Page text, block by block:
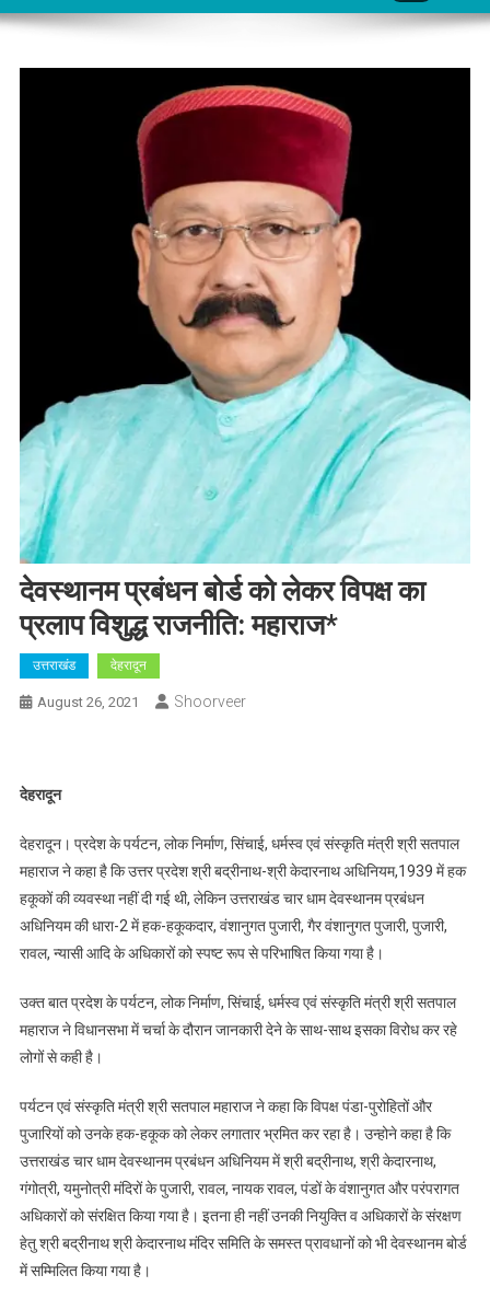
देवस्थानम प्रबंधन बोर्ड को लेकर विपक्ष का
प्रलाप विशुद्ध राजनीति: महाराज*
उत्तराखंड देहरादून
August 26, 2021 Shoorveer
देहरादून
देहरादून। प्रदेश के पर्यटन, लोक निर्माण, सिंचाई, धर्मस्व एवं संस्कृति मंत्री श्री सतपाल
महाराज ने कहा है कि उत्तर प्रदेश श्री बद्रीनाथ-श्री केदारनाथ अधिनियम,1939 में हक
हकूकों की व्यवस्था नहीं दी गई थी, लेकिन उत्तराखंड चार धाम देवस्थानम प्रबंधन
अधिनियम की धारा-2 में हक-हकूकदार, वंशानुगत पुजारी, गैर वंशानुगत पुजारी, पुजारी,
रावल, न्यासी आदि के अधिकारों को स्पष्ट रूप से परिभाषित किया गया है।
उक्त बात प्रदेश के पर्यटन, लोक निर्माण, सिंचाई, धर्मस्व एवं संस्कृति मंत्री श्री सतपाल
महाराज ने विधानसभा में चर्चा के दौरान जानकारी देने के साथ-साथ इसका विरोध कर रहे
लोगों से कही है।
पर्यटन एवं संस्कृति मंत्री श्री सतपाल महाराज ने कहा कि विपक्ष पंडा-पुरोहितों और
पुजारियों को उनके हक-हकूक को लेकर लगातार भ्रमित कर रहा है। उन्होने कहा है कि
उत्तराखंड चार धाम देवस्थानम प्रबंधन अधिनियम में श्री बद्रीनाथ, श्री केदारनाथ,
गंगोत्री, यमुनोत्री मंदिरों के पुजारी, रावल, नायक रावल, पंडों के वंशानुगत और परंपरागत
अधिकारों को संरक्षित किया गया है। इतना ही नहीं उनकी नियुक्ति व अधिकारों के संरक्षण
हेतु श्री बद्रीनाथ श्री केदारनाथ मंदिर समिति के समस्त प्रावधानों को भी देवस्थानम बोर्ड
में सम्मिलित किया गया है।